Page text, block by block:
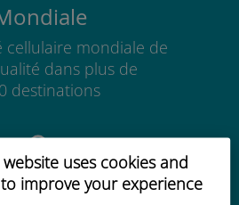
uses cookies and
improve your experience
cellulaire mondiale de
dans plus de
destinations